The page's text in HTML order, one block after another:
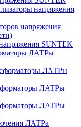
напряжения
напряжения
SUNTEK
ЛАТРы
ЛАТРы
ЛАТРы
ЛАТРы
ЛАТРа